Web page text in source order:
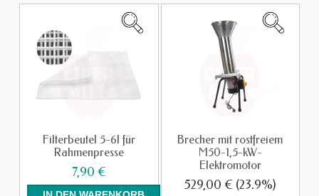
Filterbeutel 5-6l für
Rahmenpresse
7,90 €
Brecher mit rostfreiem
M50-1,5-kW-
Elektromotor
529,00 € (23.9%)